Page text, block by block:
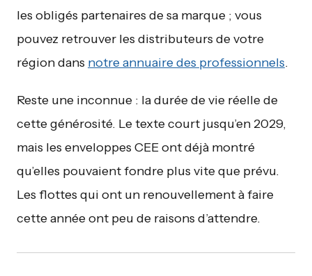
les obligés partenaires de sa marque ; vous
pouvez retrouver les distributeurs de votre
région dans notre annuaire des professionnels.
Reste une inconnue : la durée de vie réelle de
cette générosité. Le texte court jusqu’en 2029,
mais les enveloppes CEE ont déjà montré
qu’elles pouvaient fondre plus vite que prévu.
Les flottes qui ont un renouvellement à faire
cette année ont peu de raisons d’attendre.